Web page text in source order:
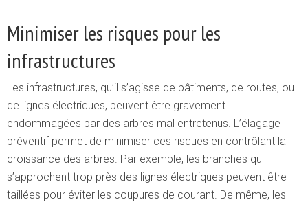
Minimiser les risques pour les
infrastructures
Les infrastructures, qu’il s’agisse de bâtiments, de routes, ou
de lignes électriques, peuvent être gravement
endommagées par des arbres mal entretenus. L’élagage
préventif permet de minimiser ces risques en contrôlant la
croissance des arbres. Par exemple, les branches qui
s’approchent trop près des lignes électriques peuvent être
taillées pour éviter les coupures de courant. De même, les